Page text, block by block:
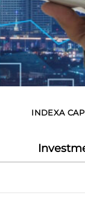
INDEXA